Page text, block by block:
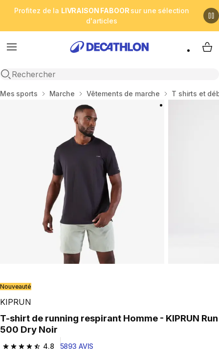
Profitez de la LIVRAISON FABOOR sur une sélection
d'articles
Menu
Open search
My
Accueil
Mes sports Marche Vêtements de marche T shirts et
Nouveauté
KIPRUN
T-shirt de running respirant Homme - KIPRUN Run
500 Dry Noir
4.8
4.8 out of 5 stars from 5893 reviews
5893 AVIS